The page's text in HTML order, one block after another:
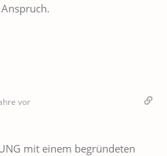
vor
mit einem begründeten